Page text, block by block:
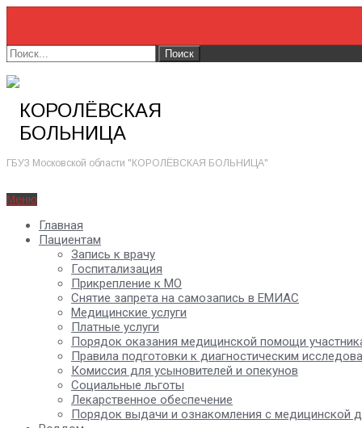
КОРОЛЁВСКАЯ
БОЛЬНИЦА
ГБУЗ Московской области "КОРОЛЁВСКАЯ БОЛЬНИЦА"
Меню
Главная
Пациентам
Запись к врачу
Госпитализация
Прикрепление к МО
Снятие запрета на самозапись в ЕМИАС
Медицинские услуги
Платные услуги
Порядок оказания медицинской помощи
Правила подготовки к диагностическим
Комиссия для усыновителей и опекунов
Социальные льготы
Лекарственное обеспечение
Порядок выдачи и ознакомления с медицинской